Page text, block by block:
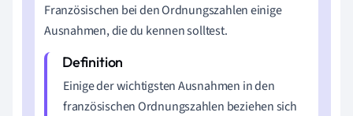
Französischen bei den Ordnungszahlen einige
Ausnahmen, die du kennen solltest.
Einige der wichtigsten Ausnahmen in den
französischen Ordnungszahlen beziehen sich